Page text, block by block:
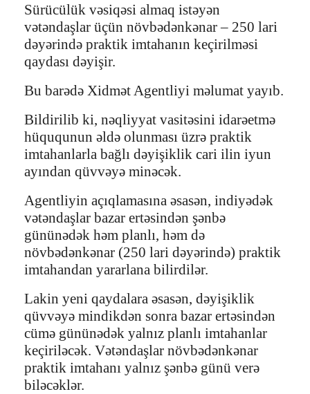
Sürücülük vəsiqəsi almaq istəyən
vətəndaşlar üçün növbədənkənar – 250 lari
dəyərində praktik imtahanın keçirilməsi
qaydası dəyişir.
Bu barədə Xidmət Agentliyi məlumat yayıb.
Bildirilib ki, nəqliyyat vasitəsini idarəetmə
hüququnun əldə olunması üzrə praktik
imtahanlarla bağlı dəyişiklik cari ilin iyun
ayından qüvvəyə minəcək.
Agentliyin açıqlamasına əsasən, indiyədək
vətəndaşlar bazar ertəsindən şənbə
gününədək həm planlı, həm də
növbədənkənar (250 lari dəyərində) praktik
imtahandan yararlana bilirdilər.
Lakin yeni qaydalara əsasən, dəyişiklik
qüvvəyə mindikdən sonra bazar ertəsindən
cümə gününədək yalnız planlı imtahanlar
keçiriləcək. Vətəndaşlar növbədənkənar
praktik imtahanı yalnız şənbə günü verə
biləcəklər.